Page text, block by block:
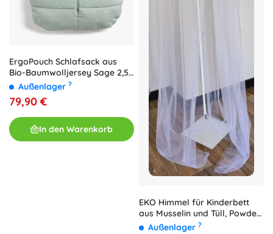
ErgoPouch Schlafsack aus
Bio-Baumwolljersey Sage 2,5
TOG (3–12 M)
Außenlager ?
79,90 €
In den Warenkorb
EKO Himmel für Kinderbett
aus Musselin und Tüll, Powder
Rose 250 × 300 cm
Außenlager ?